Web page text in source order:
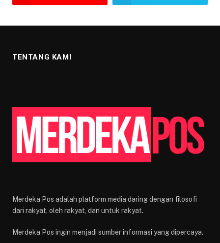
TENTANG KAMI
Merdeka Pos adalah platform media daring dengan filosofi
dari rakyat, oleh rakyat, dan untuk rakyat.
Merdeka Pos ingin menjadi sumber informasi yang dipercaya.